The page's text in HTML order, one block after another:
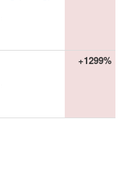
+1299%